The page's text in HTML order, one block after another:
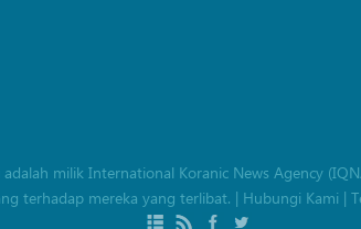
milik International Koranic News Agency
terhadap mereka yang terlibat. | Hubungi Kami |